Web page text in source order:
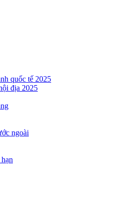
quốc tế 2025
địa 2025
ngoài